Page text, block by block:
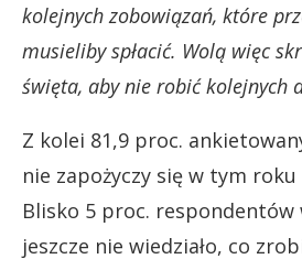
kolejnych zobowiązań, które
musieliby spłacić. Wolą więc
święta, aby nie robić kolejnych
Z kolei 81,9 proc.
nie zapożyczy się w tym
Blisko 5 proc. respondentów
jeszcze nie wiedziało, co